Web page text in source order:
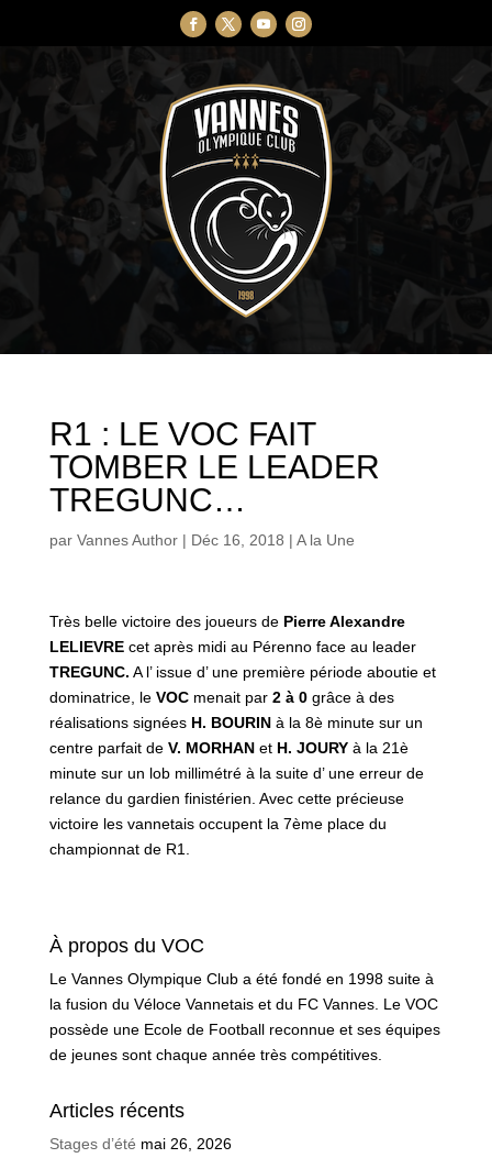
R1 : LE VOC FAIT
TOMBER LE LEADER
TREGUNC…
par Vannes Author| Déc 16, 2018 | A la Une
Très belle victoire des joueurs de Pierre Alexandre
LELIEVREcet après midi au Pérenno face au leader
TREGUNC. A l’ issue d’ une première période aboutie et
dominatrice, le VOCmenait par2 à 0grâce à des
réalisations signées H. BOURINà la 8è minute sur un
centre parfait de V. MORHANet H. JOURYà la 21è
minute sur un lob millimétré à la suite d’ une erreur de
relance du gardien finistérien. Avec cette précieuse
victoire les vannetais occupent la 7ème place du
championnat de R1.
À propos du VOC
Le Vannes Olympique Club a été fondé en 1998 suite à
la fusion du Véloce Vannetais et du FC Vannes. Le VOC
possède une Ecole de Football reconnue et ses équipes
de jeunes sont chaque année très compétitives.
Articles récents
Stages d’été mai 26, 2026